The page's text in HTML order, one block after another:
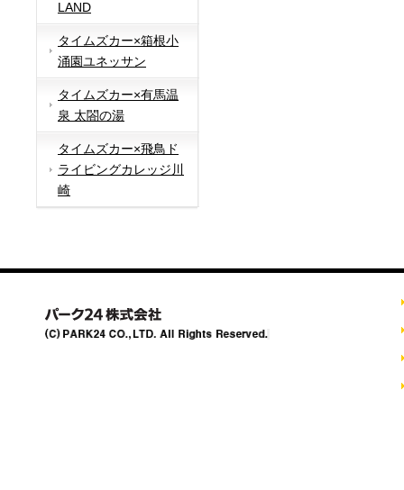
LAND
タイムズカー×箱根小
涌園ユネッサン
タイムズカー×有馬温
泉 太閤の湯
タイムズカー×飛鳥ド
ライビングカレッジ川
崎